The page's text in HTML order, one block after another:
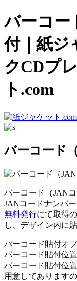
バーコー
付｜紙ジ
クCDプ
ト.com
バーコード
バーコード（JAN
JANコードナンバ
無料発行にて取得
し、デザイン内に
バーコード貼付オ
バーコード貼付位
バーコード貼付位
用意してあります